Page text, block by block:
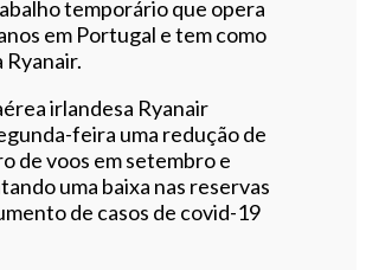
temporário que opera
em Portugal e tem como
irlandesa Ryanair
feira uma redução de
de voos em setembro e
uma baixa nas reservas
de casos de covid-19